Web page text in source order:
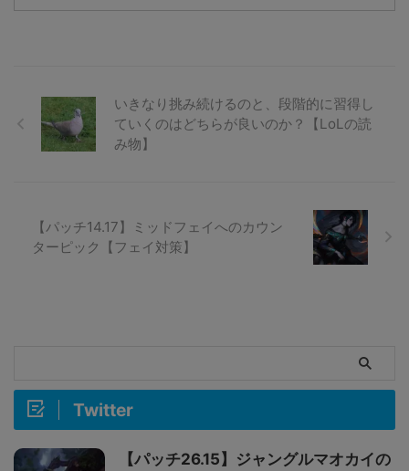
いきなり挑み続けるのと、段階的に習得し
ていくのはどちらが良いのか？【LoLの読
み物】
【パッチ14.17】ミッドフェイへのカウン
ターピック【フェイ対策】
Twitter
【パッチ26.15】ジャングルマオカイの